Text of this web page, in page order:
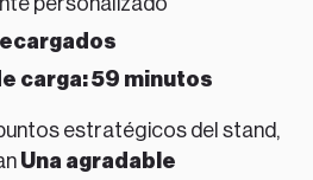
carga: 59 minutos
estratégicos del stand,
Una agradable